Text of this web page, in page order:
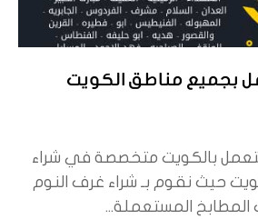
بجميع مناطق الكويت
بالكويت متخصصة في شراء
حيث نقوم بـ شراء غرف النوم
المطابخ المستعملة...